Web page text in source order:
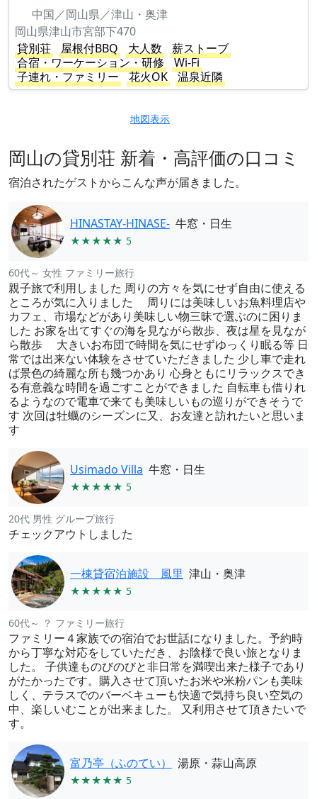
中国／岡山県／津山・奥津
岡山県津山市宮部下470
貸別荘
屋根付BBQ 大人数
薪ストーブ
合宿・ワーケーション・研修
Wi-Fi
子連れ・ファミリー
花火OK 温泉近隣
地図表示
岡山の貸別荘 新着・高評価の口コミ
宿泊されたゲストからこんな声が届きました。
HINASTAY-HINASE- 牛窓・日生
★★★★★ 5
60代～ 女性 ファミリー旅行
親子旅で利用しました 周りの方々を気にせず自由に使える
ところが気に入りました 周りには美味しいお魚料理店や
カフェ、市場などがあり美味しい物三昧で選ぶのに困りま
した お家を出てすぐの海を見ながら散歩、夜は星を見なが
ら散歩 大きいお布団で時間を気にせずゆっくり眠る等 日
常では出来ない体験をさせていただきました 少し車で走れ
ば景色の綺麗な所も幾つかあり 心身ともにリラックスでき
る有意義な時間を過ごすことができました 自転車も借りれ
るようなので電車で来ても美味しいもの巡りができそうで
す 次回は牡蠣のシーズンに又、お友達と訪れたいと思いま
す
Usimado Villa 牛窓・日生
★★★★★ 5
20代 男性 グループ旅行
チェックアウトしました
一棟貸宿泊施設 風里 津山・奥津
★★★★★ 5
60代～ ？ ファミリー旅行
ファミリー４家族での宿泊でお世話になりました。予約時
から丁寧な対応をしていただき、お陰様で良い旅となりま
した。 子供達ものびのびと非日常を満喫出来た様子であり
がたかったです。購入させて頂いたお米や米粉パンも美味
しく、テラスでのバーベキューも快適で気持ち良い空気の
中、楽しいむことが出来ました。 又利用させて頂きたいで
す。
富乃亭（ふのてい） 湯原・蒜山高原
★★★★★ 5